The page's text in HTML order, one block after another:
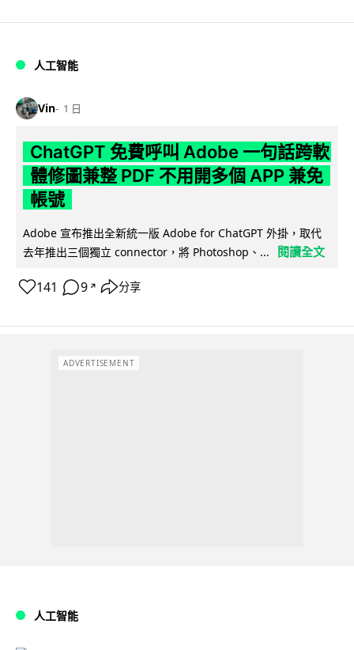
人工智能
Vin 1 日
ChatGPT 免費呼叫 Adobe 一句話跨軟
體修圖兼整 PDF 不用開多個 APP 兼免
帳號
Adobe 宣布推出全新統一版 Adobe for ChatGPT 外掛，取代
去年推出三個獨立 connector，將 Photoshop、...
閱讀全文
141 9 ↗ 分享
ADVERTISEMENT
人工智能